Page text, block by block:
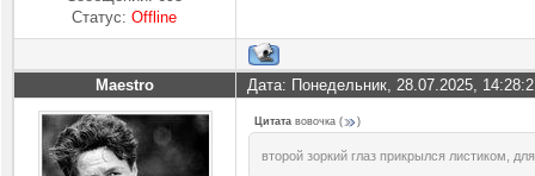
Статус:Offline
Maestro Дата: Понедельник, 28.07.2025,
Цитата вовочка ( )
второй зоркий глаз прикрылся листиком,